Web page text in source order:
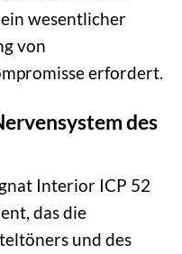
wesentlicher
von
erfordert.
des
Interior ICP 52
das die
und des